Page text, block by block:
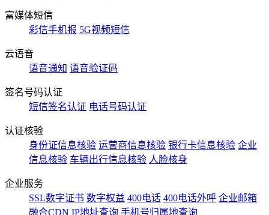
富媒体短信
彩信手机报 5G视频短信
云语音
语音通知 语音验证码
签名号码认证
短信签名认证 电话号码认证
认证核验
身份证信息核验 运营商信息核验 银行卡信息核验 企业
信息核验 车辆出行信息核验 人脸核身
企业服务
SSL数字证书 数字权益 400电话 400电话外呼 企业邮箱
融合CDN IP地址查询 手机号归属地查询